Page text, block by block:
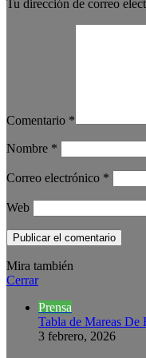
Tu dirección de correo
Comentario *
Nombre *
Correo electrónico *
Web
Mira también
Cerrar
Prensa
Tabla de Mareas De
3 febrero, 2026